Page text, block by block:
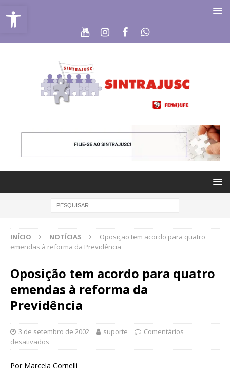
Abrir a barra de ferramentas
INÍCIO NOTÍCIAS
Oposição tem acordo para quatro
emendas à reforma da Previdência
Oposição tem acordo para quatro
emendas à reforma da
Previdência
3 de setembro de 2002 suporte
Comentários
desativados
Por Marcela Cornelli